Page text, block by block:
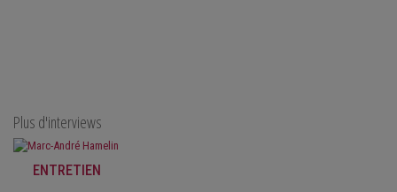
Plus d'interviews
ENTRETIEN